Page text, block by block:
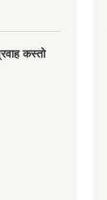
कस्तो